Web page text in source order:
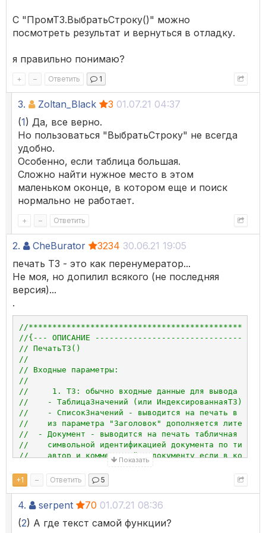
С "ПромТЗ.ВыбратьСтроку()" можно
посмотреть результат и вернуться в отладку.
я правильно понимаю?
+ – Ответить 1
3. Zoltan_Black 3 01.07.21 04:37
(1) Да, все верно.
Но пользоваться "ВыбратьСтроку" не всегда
удобно.
Особенно, если таблица большая.
Сложно найти нужное место в этом
маленьком оконце, в котором еще и поиск
нормально не работает.
+ – Ответить
2. CheBurator 3234 30.06.21 19:05
печать ТЗ - это как перенумератор...
Не моя, но допилил всякого (не последняя
версия)...
.
//
//{--- ОПИСАНИЕ
// ПечатьТЗ()
//
// Входные параметры:
//
//     1. ТЗ: обычно входные данные для вывода в
//    - ТаблицаЗначений (или ИндексированнаяТЗ) -
//    - СписокЗначений - выводится на печать в виде
//    из параметра "Заголовок" дополняется
//  - Документ - выводится на печать табличная
//    символьной идентификацией документа по типу
//    автор и комментарий к документу если в
//     2. Заголовок: заголовок таблицы в печформе и
//    по умолчанию - не задан
//     3. КолонкиПоНазваниям: 1 - в шапке выводятся
//    по умолчанию(1) - заглавия колонок из
//
Показать
+1 – Ответить 5
4. serpent 70 01.07.21 08:36
(2) А где текст самой функции?